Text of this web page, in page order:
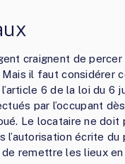
craignent de
il faut considérer
6 de la loi du
par l’occupant
Le locataire ne doit
écrite du
remettre les lieux